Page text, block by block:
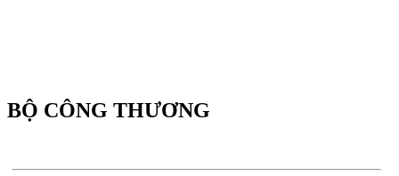
BỘ CÔNG THƯƠNG